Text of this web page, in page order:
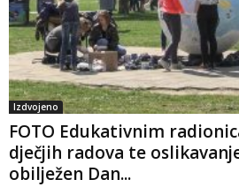
Izdvojeno
FOTO Edukativnim
dječjih radova te
obilježen Dan...